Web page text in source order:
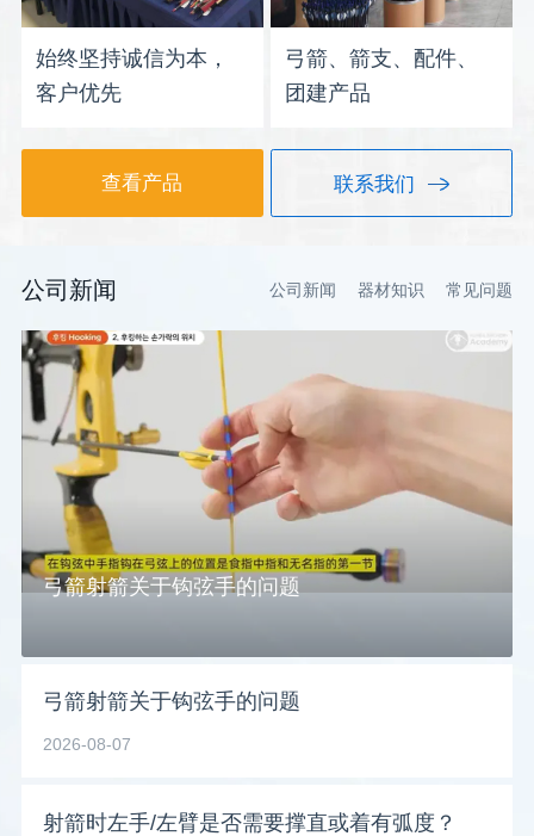
始终坚持诚信为本，
客户优先
弓箭、箭支、配件、
团建产品
查看产品 联系我们
公司新闻 公司新闻 器材知识 常见问题
弓箭射箭关于钩弦手的问题
弓箭射箭关于钩弦手的问题
2026-08-07
射箭时左手/左臂是否需要撑直或着有弧度？